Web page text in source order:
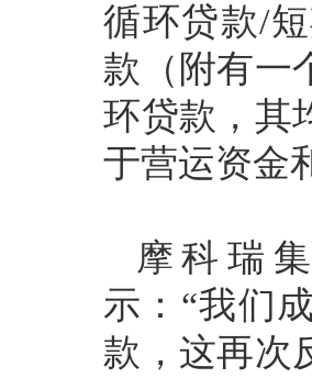
循环贷款/
款（附有一
环贷款，其
于营运资金
摩科瑞
示：“我们
款，这再次